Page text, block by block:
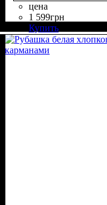
цена
1 599грн
Купить
Состав ткани
5% Эластан
Крой: свободный
Длина: классическая
Длина рукава
Стиль: casual